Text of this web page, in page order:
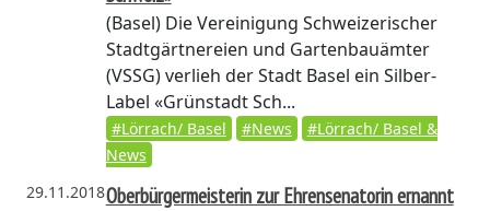
(Basel)Die Vereinigung Schweizerischer
Stadtgärtnereien und Gartenbauämter
(VSSG) verlieh der Stadt Basel ein Silber-
Label «Grünstadt Sch...
#Lörrach/ Basel #News
#Lörrach/ Basel &
News
29.11.2018Oberbürgermeisterin zur Ehrensenatorin ernannt